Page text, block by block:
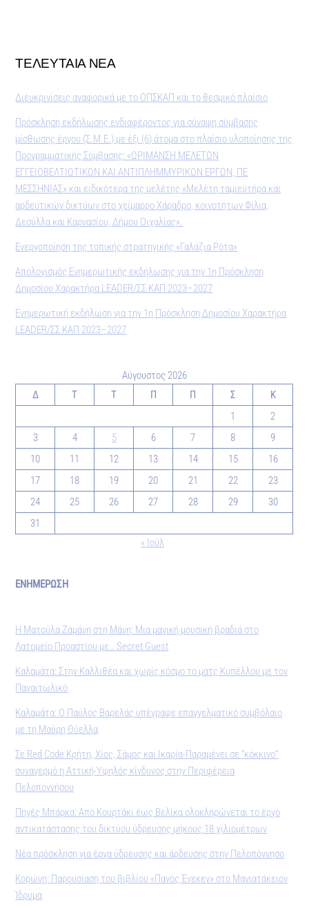
ΤΕΛΕΥΤΑΙΑ ΝΕΑ
Διευκρινίσεις αναφορικά με το ΟΠΣΚΑΠ και το θεσμικό πλαίσιο
Πρόσκληση εκδήλωσης ενδιαφέροντος για σύναψη σύμβασης
μίσθωσης έργου (Σ.Μ.Ε.) με έξι (6) άτομα στο πλαίσιο υλοποίησης της
Προγραμματικής Σύμβασης: «ΩΡΙΜΑΝΣΗ ΜΕΛΕΤΩΝ
ΕΓΓΕΙΟΒΕΛΤΙΩΤΙΚΩΝ ΚΑΙ ΑΝΤΙΠΛΗΜΜΥΡΙΚΩΝ ΕΡΓΩΝ, ΠΕ
ΜΕΣΣΗΝΙΑΣ» και ειδικότερα της μελέτης «Μελέτη ταμιευτήρα και
αρδευτικών δικτύων στο χείμαρρο Χάραδρο, κοινοτήτων Φίλια,
Δεσύλλα και Καρνασίου, Δήμου Οιχαλίας».
Ενεργοποίηση της τοπικής στρατηγικής «Γαλάζια Ρότα»
Απολογισμός Ενημερωτικής εκδήλωσης για την 1η Πρόσκληση
Δημοσίου Χαρακτήρα LEADER/ΣΣ ΚΑΠ 2023–2027
Ενημερωτική εκδήλωση για την 1η Πρόσκληση Δημοσίου Χαρακτήρα
LEADER/ΣΣ ΚΑΠ 2023–2027
Αύγουστος 2026
Δ
Τ Τ Π Π Σ
Κ
1
2
3
4 5 6 7 8
9
10
11 12 13 14 15
16
17
18 19 20 21 22
23
24
25 26 27 28 29
30
31
« Ιούλ
ΕΝΗΜΕΡΩΣΗ
Η Ματούλα Ζαμάνη στη Μάνη: Μια μαγική μουσική βραδιά στο
Λατομείο Προαστίου με… Secret Guest
Καλαμάτα: Στην Καλλιθέα και χωρίς κόσμο το ματς Κυπέλλου με τον
Παναιτωλικό
Καλαμάτα: Ο Παύλος Βαρελάς υπέγραψε επαγγελματικό συμβόλαιο
με τη Μαύρη Θύελλα
Σε Red Code Κρήτη, Χίος, Σάμος και Ικαρία-Παραμένει σε “κόκκινο”
συναγερμό η Αττική-Υψηλός κίνδυνος στην Περιφέρεια
Πελοποννήσου
Πηγές Μπάρκα: Από Κουρτάκι έως Βελίκα ολοκληρώνεται το έργο
αντικατάστασης του δικτύου ύδρευσης μήκους 18 χιλιομέτρων
Νέα πρόσκληση για έργα ύδρευσης και άρδευσης στην Πελοπόννησο
Κορώνη: Παρουσίαση του βιβλίου «Πανός Ένεκεν» στο Μανιατάκειον
Ίδρυµα